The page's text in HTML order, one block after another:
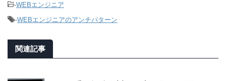
-WEBエンジニア
-WEBエンジニアのアンチパターン
関連記事